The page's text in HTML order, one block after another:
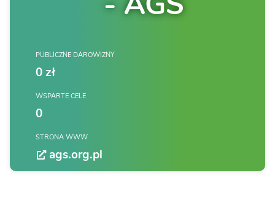
PUBLICZNE DAROWIZNY
0 zł
WSPARTE CELE
0
STRONA WWW
ags.org.pl